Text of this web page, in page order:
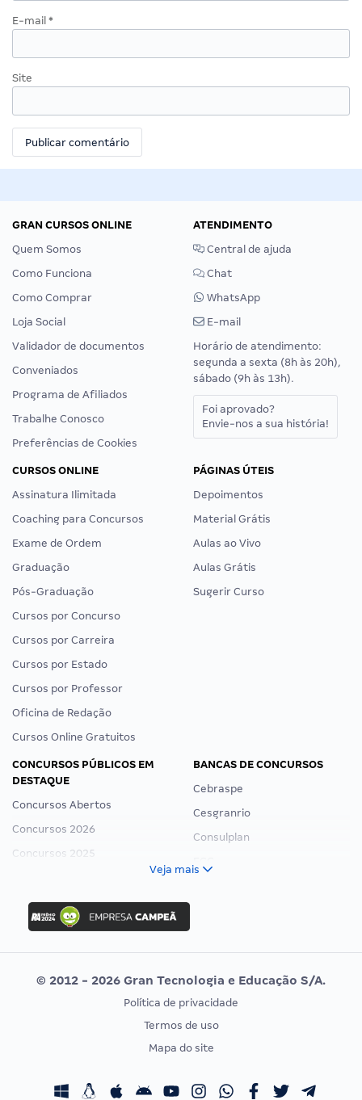
E-mail *
Site
GRAN CURSOS ONLINE
Quem Somos
Como Funciona
Como Comprar
Loja Social
Validador de documentos
Conveniados
Programa de Afiliados
Trabalhe Conosco
Preferências de Cookies
ATENDIMENTO
Central de ajuda
Chat
WhatsApp
E-mail
Horário de atendimento:
segunda a sexta (8h às 20h),
sábado (9h às 13h).
Foi aprovado?
Envie-nos a sua história!
CURSOS ONLINE
Assinatura Ilimitada
Coaching para Concursos
Exame de Ordem
Graduação
Pós-Graduação
Cursos por Concurso
Cursos por Carreira
Cursos por Estado
Cursos por Professor
Oficina de Redação
Cursos Online Gratuitos
PÁGINAS ÚTEIS
Depoimentos
Material Grátis
Aulas ao Vivo
Aulas Grátis
Sugerir Curso
CONCURSOS PÚBLICOS EM
DESTAQUE
Concursos Abertos
Concursos 2026
Concursos 2025
Concurso Ibama
Concurso MPU
Editais publicados
BANCAS DE CONCURSOS
Cebraspe
Cesgranrio
Consulplan
Vunesp
CONCURSOS POR PROFISSÃO
Concursos Fiscais
EXAME DE ORDEM
Calendário OAB
Veja mais
© 2012 - 2026 Gran Tecnologia e Educação S/A.
Política de privacidade
Termos de uso
Mapa do site